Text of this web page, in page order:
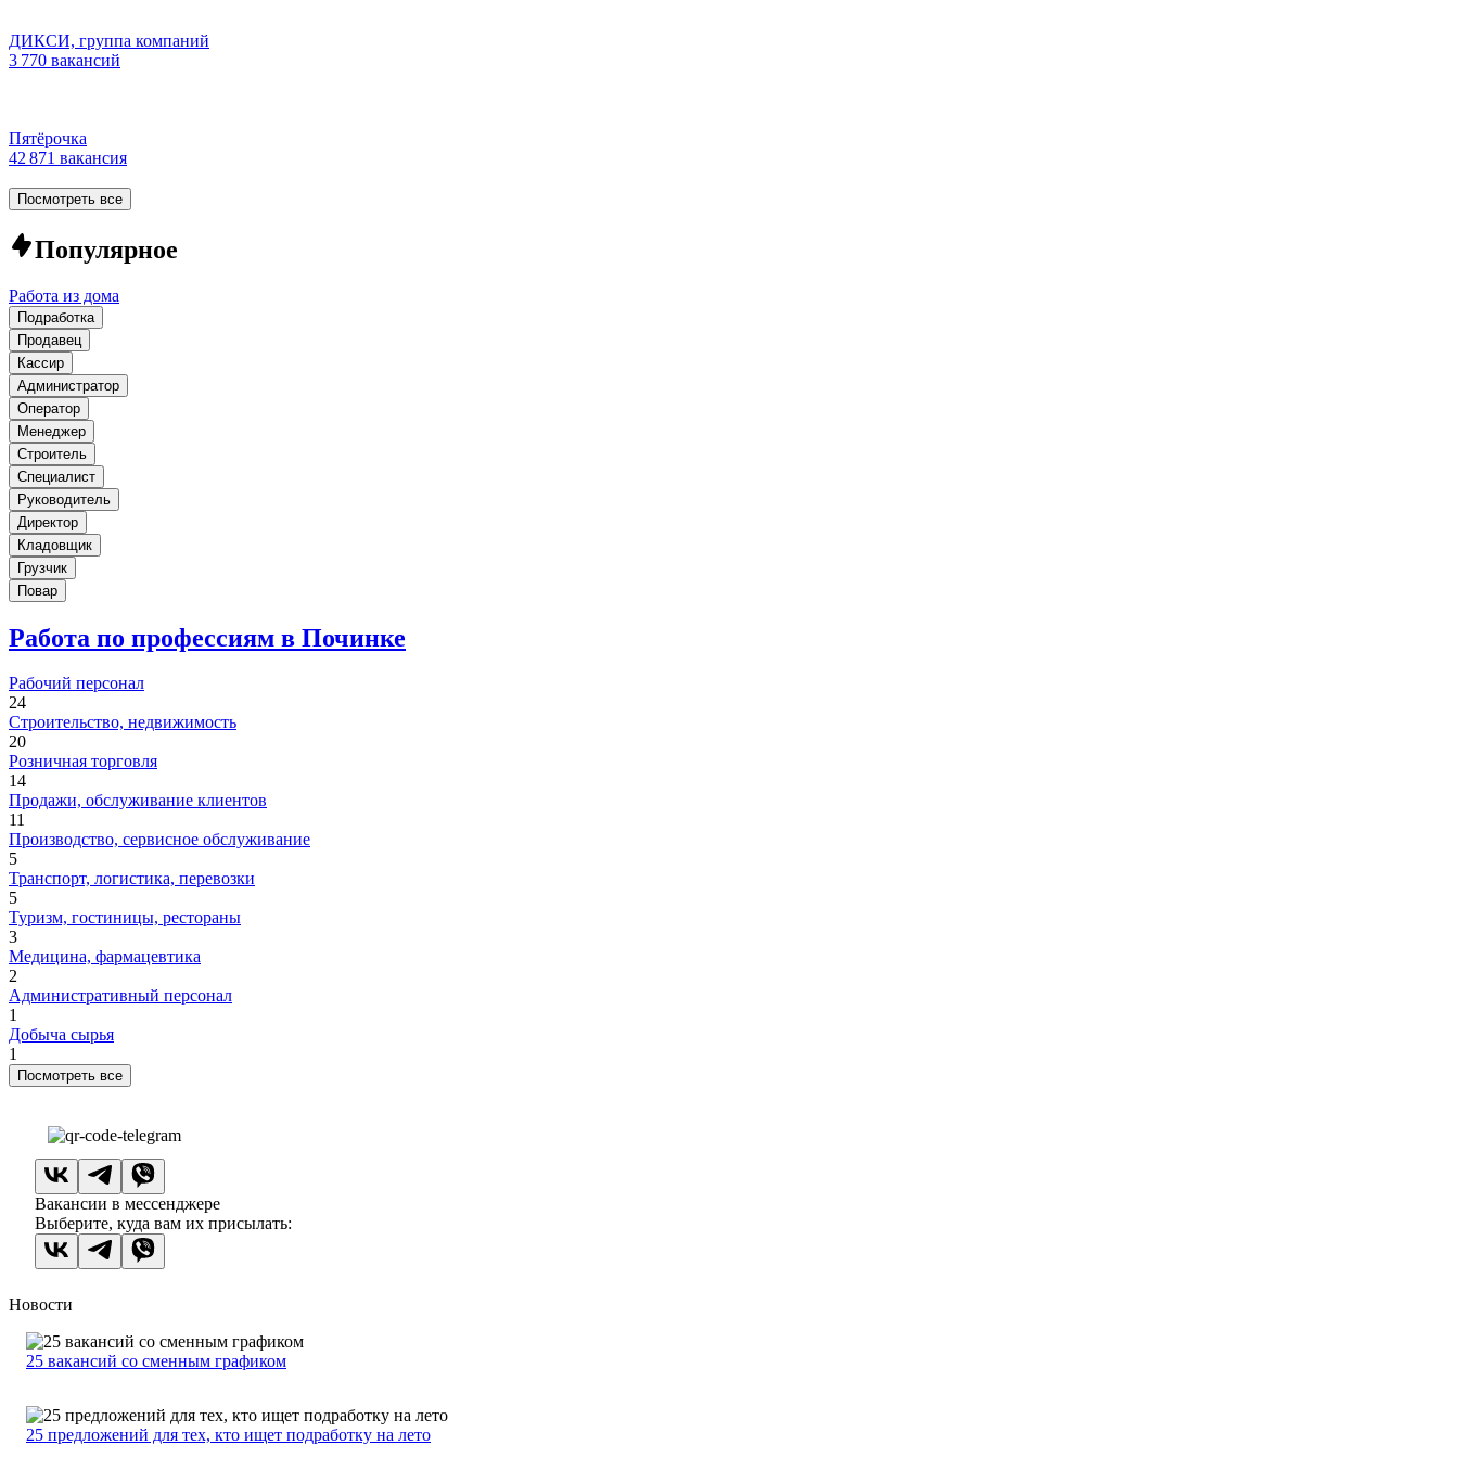
ДИКСИ, группа компаний
3 770 вакансий
Пятёрочка
42 871 вакансия
Посмотреть все
Популярное
Работа из дома
Подработка
Продавец
Кассир
Администратор
Оператор
Менеджер
Строитель
Специалист
Руководитель
Директор
Кладовщик
Грузчик
Повар
Работа по профессиям в Починке
Рабочий персонал
24
Строительство, недвижимость
20
Розничная торговля
14
Продажи, обслуживание клиентов
11
Производство, сервисное обслуживание
5
Транспорт, логистика, перевозки
5
Туризм, гостиницы, рестораны
3
Медицина, фармацевтика
2
Административный персонал
1
Добыча сырья
1
Посмотреть все
Вакансии в мессенджере
Выберите, куда вам их присылать:
Новости
25 вакансий со сменным графиком
25 предложений для тех, кто ищет подработку на лето